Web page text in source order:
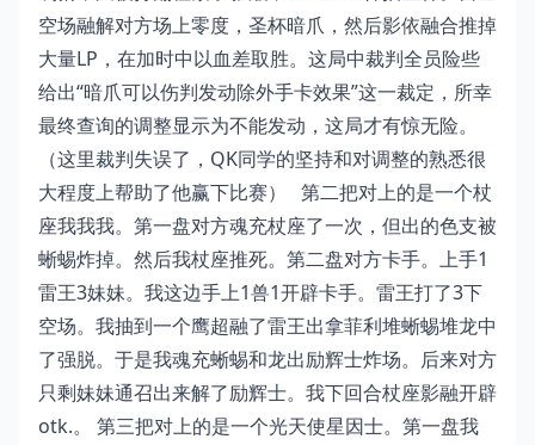
空场融解对方场上零度，圣杯暗爪，然后影依融合推掉
大量LP，在加时中以血差取胜。这局中裁判全员险些
给出“暗爪可以伤判发动除外手卡效果”这一裁定，所幸
最终查询的调整显示为不能发动，这局才有惊无险。
（这里裁判失误了，QK同学的坚持和对调整的熟悉很
大程度上帮助了他赢下比赛） 第二把对上的是一个杖
座我我我。第一盘对方魂充杖座了一次，但出的色支被
蜥蜴炸掉。然后我杖座推死。第二盘对方卡手。上手1
雷王3妹妹。我这边手上1兽1开辟卡手。雷王打了3下
空场。我抽到一个鹰超融了雷王出拿菲利堆蜥蜴堆龙中
了强脱。于是我魂充蜥蜴和龙出励辉士炸场。后来对方
只剩妹妹通召出来解了励辉士。我下回合杖座影融开辟
otk.。 第三把对上的是一个光天使星因士。第一盘我